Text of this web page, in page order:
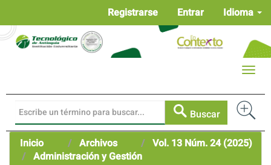
Contenido
principal
Idioma
Registrarse Entrar
Buscar
Toggle
Inicio Archivos
Vol. 13 Núm. 24 (2025)
Administración y Gestión